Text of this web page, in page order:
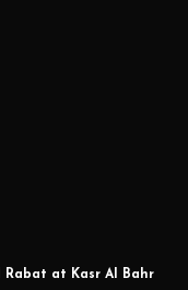
Rabat at Kasr Al Bahr